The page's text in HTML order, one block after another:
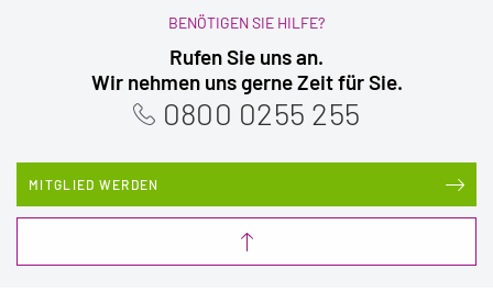
BENÖTIGEN SIE HILFE?
Rufen Sie uns an.
Wir nehmen uns gerne Zeit für Sie.
0800 0255 255
MITGLIED WERDEN